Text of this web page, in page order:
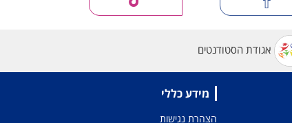
אגודת הסטודנטים
מידע כללי
הצהרת נגישות